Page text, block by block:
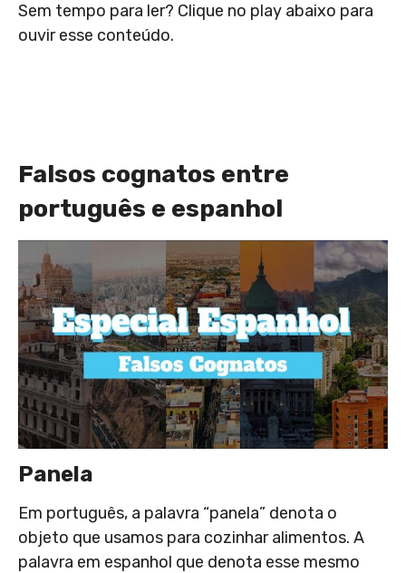
Sem tempo para ler? Clique no play abaixo para
ouvir esse conteúdo.
Falsos cognatos entre
português e espanhol
Panela
Em português, a palavra “panela” denota o
objeto que usamos para cozinhar alimentos. A
palavra em espanhol que denota esse mesmo